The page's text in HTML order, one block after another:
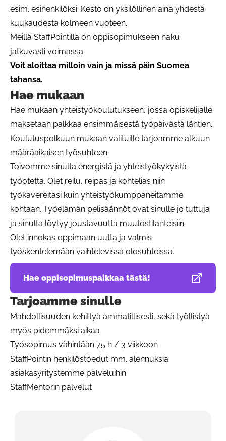
esim. esihenkilöksi. Kesto on yksilöllinen aina yhdestä
kuukaudesta kolmeen vuoteen.
Meillä StaffPointilla on oppisopimukseen haku
jatkuvasti voimassa.
Voit aloittaa milloin vain ja missä päin Suomea
tahansa.
Hae mukaan
Hae mukaan yhteistyökoulutukseen, jossa opiskelijalle
maksetaan palkkaa ensimmäisestä työpäivästä lähtien.
Koulutuspolkuun mukaan valituille tarjoamme alkuun
määräaikaisen työsuhteen.
Toivomme sinulta energistä ja yhteistyökykyistä
työotetta. Olet reilu, reipas ja kohtelias niin
työkavereitasi kuin yhteistyökumppaneitamme
kohtaan. Työelämän pelisäännöt ovat sinulle jo tuttuja
ja sinulta löytyy joustavuutta muutostilanteisiin.
Olet innokas oppimaan uutta ja valmis
työskentelemään vaihtelevissa olosuhteissa.
Hae oppisopimuspaikkaa tästä!
Avautuu uudessa välilehdessä
Tarjoamme sinulle
Mahdollisuuden kehittyä ammatillisesti, sekä työllistyä
myös pidemmäksi aikaa
Työsopimus vähintään 75 h / 3 viikkoon
StaffPointin henkilöstöedut mm. alennuksia
asiakasyritystemme palveluihin
StaffMentorin palvelut